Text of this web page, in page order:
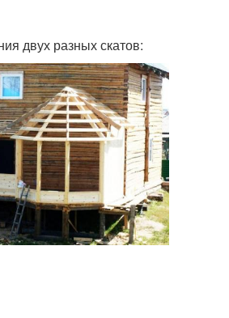
двух разных скатов: